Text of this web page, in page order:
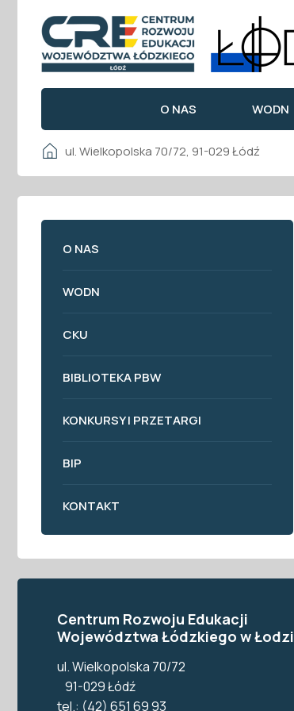
O NAS WODN
ul. Wielkopolska 70/72, 91-029 Łódź
O NAS
WODN
CKU
BIBLIOTEKA PBW
KONKURSY I PRZETARGI
BIP
KONTAKT
Centrum Rozwoju Edukacji
Województwa Łódzkiego w Łodzi
ul. Wielkopolska 70/72
91-029 Łódź
tel.: (42) 651 69 93